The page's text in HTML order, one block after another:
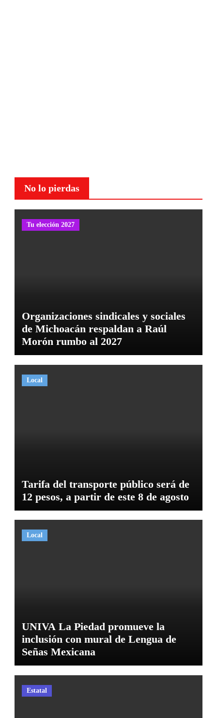
No lo pierdas
Tu elección 2027
Organizaciones sindicales y sociales
de Michoacán respaldan a Raúl
Morón rumbo al 2027
Local
Tarifa del transporte público será de
12 pesos, a partir de este 8 de agosto
Local
UNIVA La Piedad promueve la
inclusión con mural de Lengua de
Señas Mexicana
Estatal